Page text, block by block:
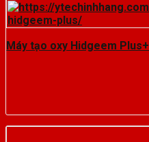
Máy tạo oxy Hidgeem Plus+